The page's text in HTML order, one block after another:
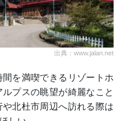
出典：www.jalan.net
間を満喫できるリゾートホ
プスの眺望が綺麗なこと
北杜市周辺へ訪れる際は